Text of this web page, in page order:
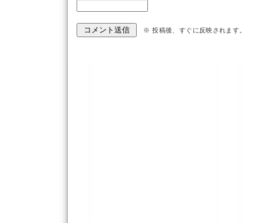
※ 投稿後、すぐに反映されます。